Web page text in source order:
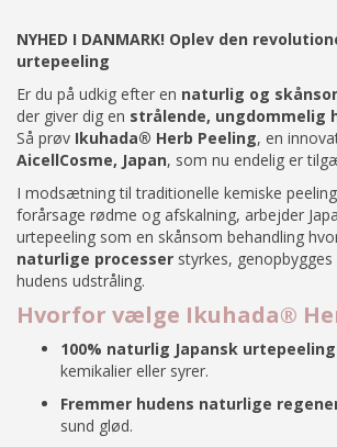
NYHED I DANMARK! Oplev den
urtepeeling
Er du på udkig efter en naturlig og
der giver dig en strålende, ungdommelig
Så prøv Ikuhada® Herb Peeling, en
AicellCosme, Japan, som nu endelig er
I modsætning til traditionelle kemiske
forårsage rødme og afskalning, arbejder
urtepeeling som en skånsom behandling
naturlige processer styrkes,
hudens udstråling.
Hvorfor vælge Ikuhada®
100% naturlig Japansk urtepeeling
kemikalier eller syrer.
Fremmer hudens naturlige
sund glød.